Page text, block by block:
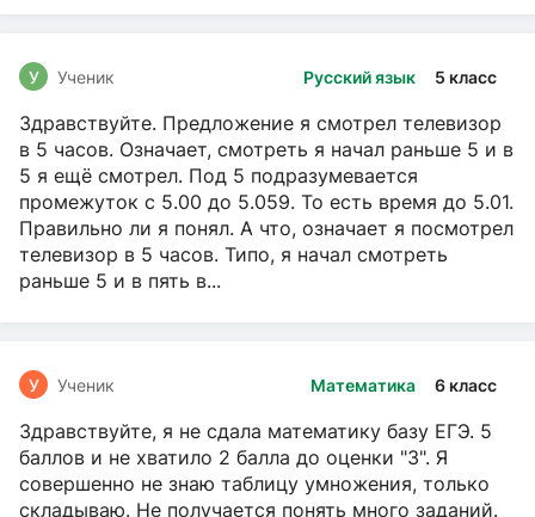
Русский язык 5 класс
У Ученик
Здравствуйте. Предложение я смотрел телевизор
в 5 часов. Означает, смотреть я начал раньше 5 и в
5 я ещё смотрел. Под 5 подразумевается
промежуток с 5.00 до 5.059. То есть время до 5.01.
Правильно ли я понял. А что, означает я посмотрел
телевизор в 5 часов. Типо, я начал смотреть
раньше 5 и в пять в...
Математика 6 класс
У Ученик
Здравствуйте, я не сдала математику базу ЕГЭ. 5
баллов и не хватило 2 балла до оценки "3". Я
совершенно не знаю таблицу умножения, только
складываю. Не получается понять много заданий.